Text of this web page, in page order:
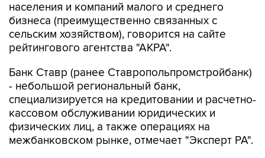
населения и компаний малого и среднего
бизнеса (преимущественно связанных с
сельским хозяйством), говорится на сайте
рейтингового агентства "АКРА".
Банк Ставр (ранее Ставропольпромстройбанк)
- небольшой региональный банк,
специализируется на кредитовании и расчетно-
кассовом обслуживании юридических и
физических лиц, а также операциях на
межбанковском рынке, отмечает "Эксперт РА".